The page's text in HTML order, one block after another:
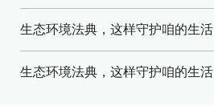
生态环境法典，这样守护咱的生活
生态环境法典，这样守护咱的生活